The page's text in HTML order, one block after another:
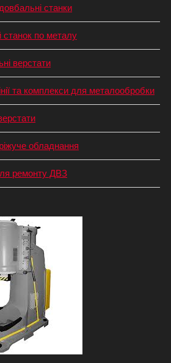
станки
по металу
верстати
та комплекси для металообробки
обладнання
ремонту ДВЗ